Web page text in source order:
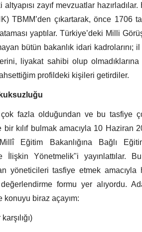
zayıf mevzuatlar hazırladılar.
TBMM’den çıkartarak, önce 1706
yaptılar. Türkiye’deki Milli
bütün bakanlık idari kadrolarını;
liyakat sahibi olup olmadıklarına
profildeki kişileri getirdiler.
çok fazla olduğundan ve bu tasfiye
kılıf bulmak amacıyla 10 Haziran
Eğitim Bakanlığına Bağlı
İlişkin Yönetmelik"i yayınlattılar.
yöneticileri tasfiye etmek amacıyla
formu yer alıyordu.
biraz açayım: